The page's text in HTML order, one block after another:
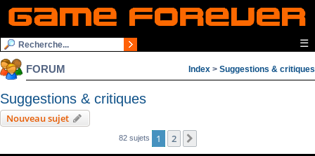
☰
FORUM Index > Suggestions & critiques
Suggestions & critiques
Nouveau sujet
82 sujets 1 2